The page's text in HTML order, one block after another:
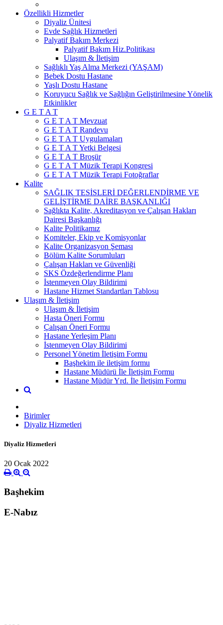
Özellikli Hizmetler
Diyaliz Ünitesi
Evde Sağlık Hizmetleri
Palyatif Bakım Merkezi
Palyatif Bakım Hiz.Politikası
Ulaşım & İletişim
Sağlıklı Yaş Alma Merkezi (YAŞAM)
Bebek Dostu Hastane
Yaşlı Dostu Hastane
Koruyucu Sağlık ve Sağlığın Geliştirilmesine Yönelik
Etkinlikler
G E T A T
G E T A T Mevzuat
G E T A T Randevu
G E T A T Uygulamaları
G E T A T Yetki Belgesi
G E T A T Broşür
G E T A T Müzik Terapi Kongresi
G E T A T Müzik Terapi Fotoğraflar
Kalite
SAĞLIK TESİSLERİ DEĞERLENDİRME VE
GELİŞTİRME DAİRE BAŞKANLIĞI
Sağlıkta Kalite, Akreditasyon ve Çalışan Hakları
Dairesi Başkanlığı
Kalite Politikamız
Komiteler, Ekip ve Komisyonlar
Kalite Organizasyon Şeması
Bölüm Kalite Sorumluları
Çalışan Hakları ve Güvenliği
SKS Özdeğerlendirme Planı
İstenmeyen Olay Bildirimi
Hastane Hizmet Standartları Tablosu
Ulaşım & İletişim
Ulaşım & İletişim
Hasta Öneri Formu
Çalışan Öneri Formu
Hastane Yerleşim Planı
İstenmeyen Olay Bildirimi
Personel Yönetim İletişim Formu
Başhekim ile iletişim formu
Hastane Müdürü İle İletişim Formu
Hastane Müdür Yrd. İle İletişim Formu
Birimler
Diyaliz Hizmetleri
Diyaliz Hizmetleri
20 Ocak 2022
Başhekim
E-Nabız